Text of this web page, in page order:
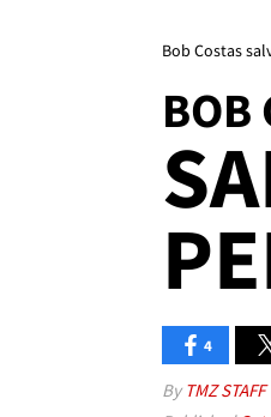
Bob Costas
BOB
4
By TMZ STAFF